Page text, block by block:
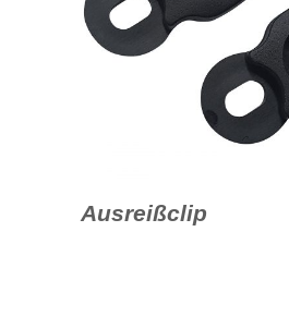
Ausreißclip